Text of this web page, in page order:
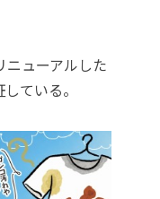
ューアルした
ている。